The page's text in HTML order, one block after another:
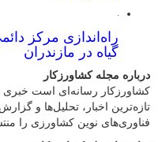
راه‌اندازی مرکز
گیاه در مازندران
درباره مجله کشاورزکار
کشاورزکار رسانه‌ای است خبری
تازه‌ترین اخبار، تحلیل‌ها و
فناوری‌های نوین کشاورزی را